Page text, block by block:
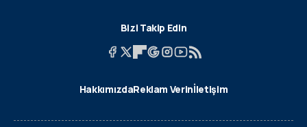
Bizi Takip Edin
HakkımızdaReklam Verinİletişim